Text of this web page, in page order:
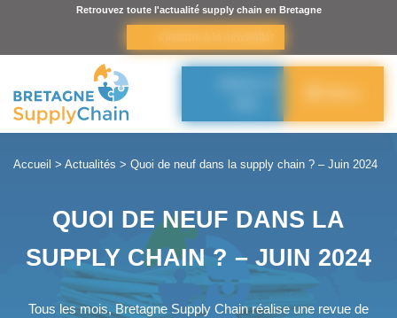
Retrouvez toute l'actualité supply chain en Bretagne
Accueil > Actualités > Quoi de neuf dans la supply chain ? – Juin 2024
QUOI DE NEUF DANS LA
SUPPLY CHAIN ? – JUIN 2024
Tous les mois, Bretagne Supply Chain réalise une revue de
Panneau de gestion des cookies